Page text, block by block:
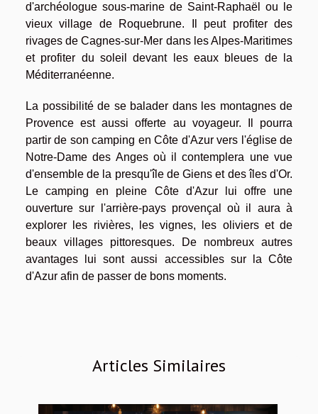
d'archéologue sous-marine de Saint-Raphaël ou le
vieux village de Roquebrune. Il peut profiter des
rivages de Cagnes-sur-Mer dans les Alpes-Maritimes
et profiter du soleil devant les eaux bleues de la
Méditerranéenne.
La possibilité de se balader dans les montagnes de
Provence est aussi offerte au voyageur. Il pourra
partir de son camping en Côte d'Azur vers l'église de
Notre-Dame des Anges où il contemplera une vue
d'ensemble de la presqu'île de Giens et des îles d'Or.
Le camping en pleine Côte d'Azur lui offre une
ouverture sur l'arrière-pays provençal où il aura à
explorer les rivières, les vignes, les oliviers et de
beaux villages pittoresques. De nombreux autres
avantages lui sont aussi accessibles sur la Côte
d'Azur afin de passer de bons moments.
Articles Similaires